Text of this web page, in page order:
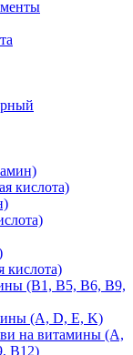
кислота)
кислота)
(B1, B5, B6, В9,
(A, D, E, K)
на витамины (A,
B12)